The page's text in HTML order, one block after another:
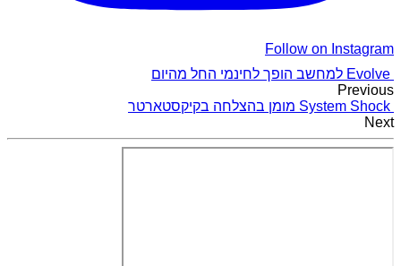
Follow on Instagram
Evolve למחשב הופך לחינמי החל מהיום
Previous
System Shock מומן בהצלחה בקיקסטארטר
Next